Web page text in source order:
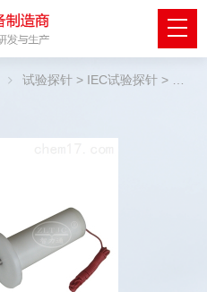
试验探针 > IEC试验探针 > 带推力试验探针